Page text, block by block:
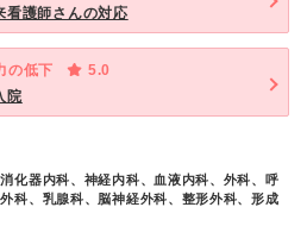
看護師さんの対応
の低下
5.0
院
化器内科、神経内科、血液内科、外科、呼
科、乳腺科、脳神経外科、整形外科、形成